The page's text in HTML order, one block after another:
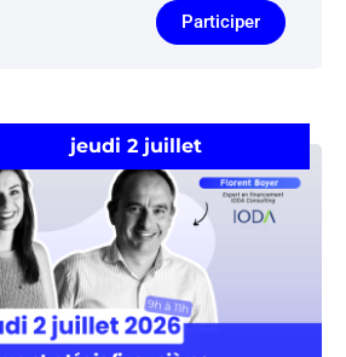
Participer
jeudi 2 juillet